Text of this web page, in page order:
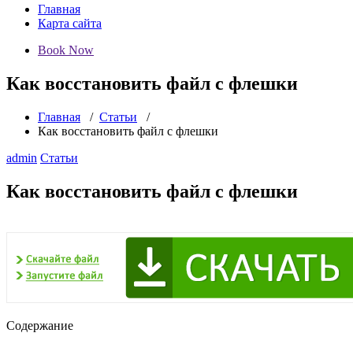
Главная
Карта сайта
Book Now
Как восстановить файл с флешки
Главная / Статьи /
Как восстановить файл с флешки
admin Статьи
Как восстановить файл с флешки
Содержание